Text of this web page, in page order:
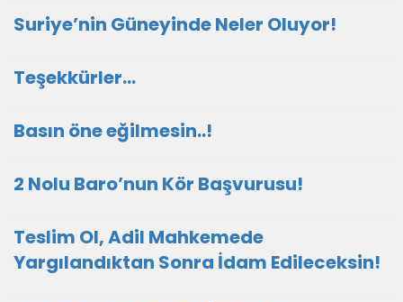
Suriye’nin Güneyinde Neler Oluyor!
Teşekkürler…
Basın öne eğilmesin..!
2 Nolu Baro’nun Kör Başvurusu!
Teslim Ol, Adil Mahkemede
Yargılandıktan Sonra İdam Edileceksin!